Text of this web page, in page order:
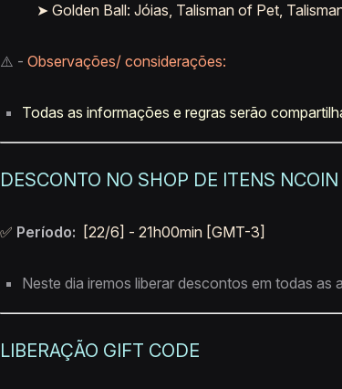
➤ Golden Ball: Jóias, Talisman of Pet,
⚠️ - Observações/ considerações:
Todas as informações e regras serão
DESCONTO NO SHOP DE ITENS NCOIN
✅ Período: [22/6] - 21h00min [GMT-3]
Neste dia iremos liberar descontos em todas
LIBERAÇÃO GIFT CODE